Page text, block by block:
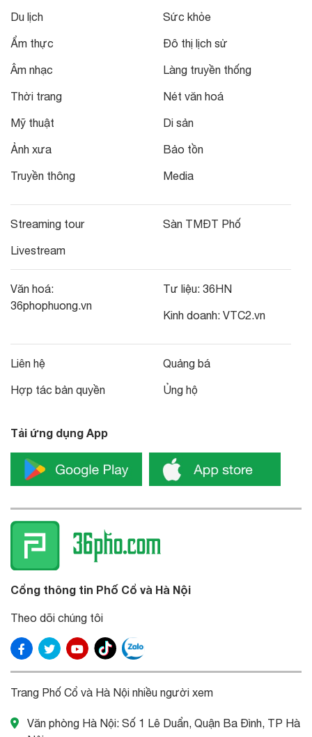
Du lịch
Ẩm thực
Âm nhạc
Thời trang
Mỹ thuật
Ảnh xưa
Truyền thông
Sức khỏe
Đô thị lịch sử
Làng truyền thống
Nét văn hoá
Di sản
Bảo tồn
Media
Streaming tour
Livestream
Sàn TMĐT Phố
Văn hoá:
36phophuong.vn
Tư liệu: 36HN
Kinh doanh: VTC2.vn
Liên hệ
Hợp tác bản quyền
Quảng bá
Ủng hộ
Tải ứng dụng App
Cổng thông tin Phố Cổ và Hà Nội
Theo dõi chúng tôi
Trang Phố Cổ và Hà Nội nhiều người xem
Văn phòng Hà Nội: Số 1 Lê Duẩn, Quận Ba Đình, TP Hà